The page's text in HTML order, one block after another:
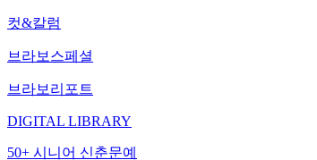
컷&칼럼
브라보스페셜
브라보리포트
DIGITAL LIBRARY
50+ 시니어 신춘문예